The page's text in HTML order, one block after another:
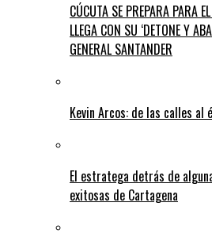
CÚCUTA SE PREPARA PARA
LLEGA CON SU ‘DETONE Y
GENERAL SANTANDER
Kevin Arcos: de las calles al
El estratega detrás de
exitosas de Cartagena